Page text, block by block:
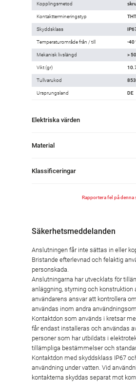
Kopplingsmetod
Kontakttermineringstyp THT
Skyddsklass
Temperaturområde från / till -40
Mekanisk livslängd >
Vikt (gr)
Tullvarukod
Ursprungsland DE
Elektriska värden
Material
Klassificeringar
Rapportera fel på denna
Säkerhetsmeddelanden
Anslutningen får inte sättas in eller
Bristande efterlevnad och felaktig
personskada.
Anslutningarna har utvecklats för
anläggning, styrning och konstruktion
användarens ansvar att kontrollera
användas inom andra
Kontaktdon som används i kretsar
får endast installeras och användas
personer som har utbildats i
tillämpliga bestämmelser och
Kontaktdon med skyddsklass IP67
användning under vatten. Vid
kontakterna skyddas separat mot